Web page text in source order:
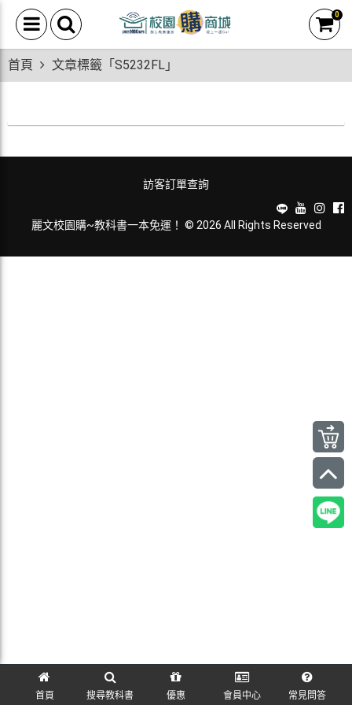
0
首頁 文章標籤「S5232FL」
首頁 搜尋教科書 優惠 會員中心 常見問答
訪客訂單查詢
麗文校園購~教科書一本免運！ © 2026 All Rights Reserved